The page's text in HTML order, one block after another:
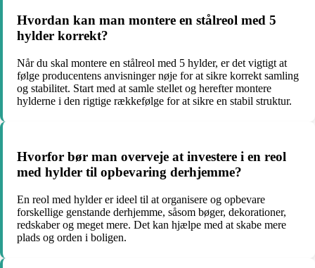
Hvordan kan man montere en stålreol med 5
hylder korrekt?
Når du skal montere en stålreol med 5 hylder, er det vigtigt at
følge producentens anvisninger nøje for at sikre korrekt samling
og stabilitet. Start med at samle stellet og herefter montere
hylderne i den rigtige rækkefølge for at sikre en stabil struktur.
Hvorfor bør man overveje at investere i en reol
med hylder til opbevaring derhjemme?
En reol med hylder er ideel til at organisere og opbevare
forskellige genstande derhjemme, såsom bøger, dekorationer,
redskaber og meget mere. Det kan hjælpe med at skabe mere
plads og orden i boligen.